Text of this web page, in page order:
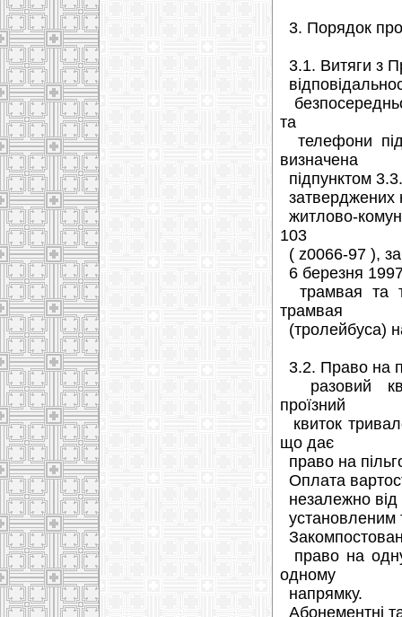
3. Порядок
3.1. Витяги з
та
телефони
визначена
підпунктом
затверджених
житлово-
103
( z0066-97 ),
6 березня
трамвая та
трамвая
(тролейбуса)
3.2. Право на
разовий
проїзний
квиток
що дає
право на
Оплата
незалежно від
право на
одному
напрямку.
Абонементні